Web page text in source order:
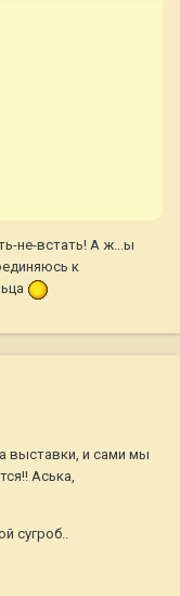
не-встать! А ж...ы
к
выставки, и сами мы
Аська,
сугроб..